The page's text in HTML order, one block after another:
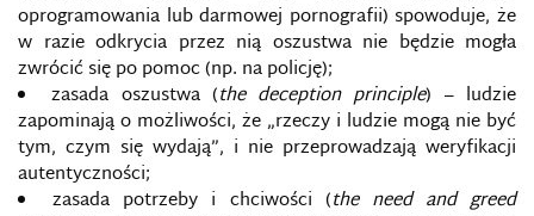
oprogramowania lub darmowej pornografii) spowoduje, że
w razie odkrycia przez nią oszustwa nie będzie mogła
zwrócić się po pomoc (np. na policję);
zasada oszustwa (the deception principle) – ludzie
zapominają o możliwości, że „rzeczy i ludzie mogą nie być
tym, czym się wydają”, i nie przeprowadzają weryfikacji
autentyczności;
zasada potrzeby i chciwości (the need and greed
CYBERPRZESTĘPCZOŚĆ
CYBERPRZESTRZEŃ
CYBERSZPIEGOSTWO